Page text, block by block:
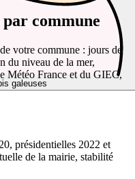
galeuses
commune
votre commune : jours de
du niveau de la mer,
Météo France et du GIEC,
présidentielles 2022 et
de la mairie, stabilité